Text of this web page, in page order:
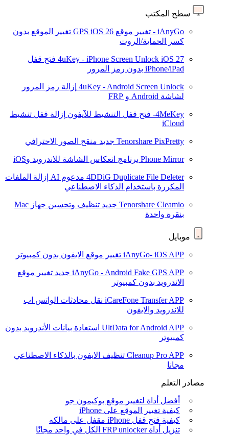
سطح المكتب
iAnyGo - تغيير موقع GPS iOS 26
تغيير الموقع بدون
كسر الحماية/الروت
4uKey - iPhone Screen Unlock iOS 27
فتح قفل
iPhone/iPad بدون رمز المرور
4uKey - Android Screen Unlock إزالة رمز المرور
لشاشة Android و FRP
4MeKey- فتح قفل التنشيط للآيفون
إزالة قفل تنشيط
iCloud
Tenorshare PixPretty جديد منقح الصور الاحترافي
Phone Mirror برنامج انعكاس الشاشة للاندرويد وiOS
4DDiG Duplicate File Deleter مدعوم AI
إزالة الملفات
المكررة باستخدام الذكاء الاصطناعي
Tenorshare Cleamio جديد
تنظيف وتحسين جهاز Mac
بنقرة واحدة
موبايل
iAnyGo- iOS APP تغيير موقع الايفون بدون كمبيوتر
iAnyGo - Android Fake GPS APP جديد تغيير موقع
الاندرويد بدون كمبيوتر
iCareFone Transfer APP نقل محادثات الواتس اب
للاندرويد والايفون
UltData for Android APP استعادة بيانات الأندرويد بدون
كمبيوتر
Cleanup Pro APP تنظيف الايفون بالذكاء الاصطناعي
مجانا
مصادر التعلم
أفضل أداة لتغيير موقع بوكيمون جو
كيفية تغيير الموقع على iPhone
كيفية فتح قفل iPhone مقفل على مالكه
تنزيل أداة FRP unlocker الكل في واحد مجانًا